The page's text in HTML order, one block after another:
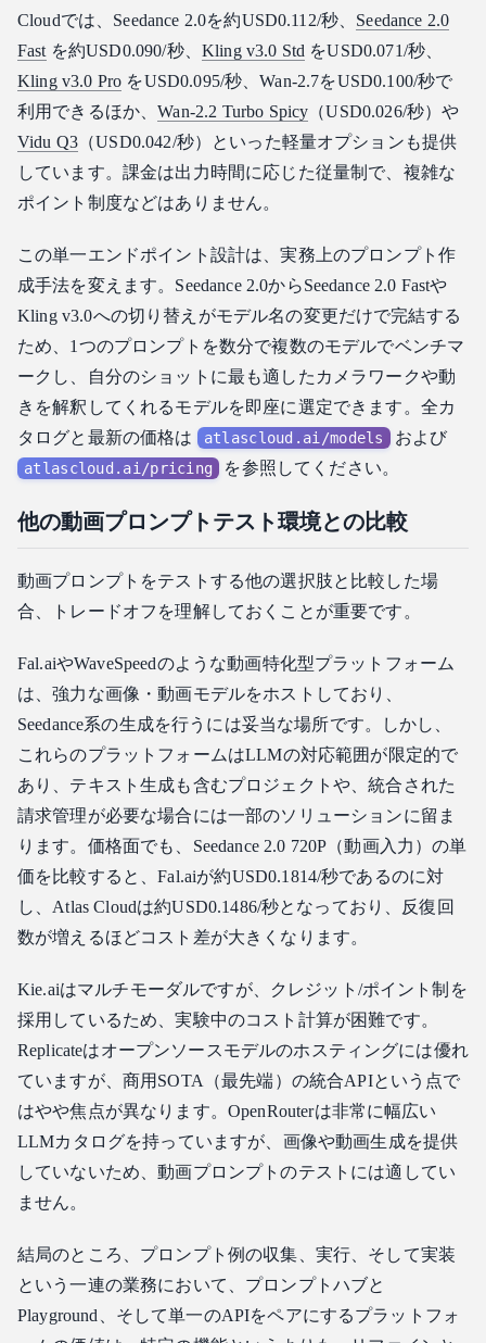
Cloudでは、Seedance 2.0を約USD0.112/秒、 Seedance 2.0
Fast を約USD0.090/秒、 Kling v3.0 Std をUSD0.071/秒、
Kling v3.0 Pro をUSD0.095/秒、Wan-2.7をUSD0.100/秒で
利用できるほか、Wan-2.2 Turbo Spicy （USD0.026/秒）や
Vidu Q3 （USD0.042/秒）といった軽量オプションも提供
しています。課金は出力時間に応じた従量制で、複雑な
ポイント制度などはありません。
この単一エンドポイント設計は、実務上のプロンプト作
成手法を変えます。Seedance 2.0からSeedance 2.0 Fastや
Kling v3.0への切り替えがモデル名の変更だけで完結する
ため、1つのプロンプトを数分で複数のモデルでベンチマ
ークし、自分のショットに最も適したカメラワークや動
きを解釈してくれるモデルを即座に選定できます。全カ
タログと最新の価格は
atlascloud.ai/models および
atlascloud.ai/pricing を参照してください。
他の動画プロンプトテスト環境との比較
動画プロンプトをテストする他の選択肢と比較した場
合、トレードオフを理解しておくことが重要です。
Fal.aiやWaveSpeedのような動画特化型プラットフォーム
は、強力な画像・動画モデルをホストしており、
Seedance系の生成を行うには妥当な場所です。しかし、
これらのプラットフォームはLLMの対応範囲が限定的で
あり、テキスト生成も含むプロジェクトや、統合された
請求管理が必要な場合には一部のソリューションに留ま
ります。価格面でも、Seedance 2.0 720P（動画入力）の単
価を比較すると、Fal.aiが約USD0.1814/秒であるのに対
し、Atlas Cloudは約USD0.1486/秒となっており、反復回
数が増えるほどコスト差が大きくなります。
Kie.aiはマルチモーダルですが、クレジット/ポイント制を
採用しているため、実験中のコスト計算が困難です。
Replicateはオープンソースモデルのホスティングには優れ
ていますが、商用SOTA（最先端）の統合APIという点で
はやや焦点が異なります。OpenRouterは非常に幅広い
LLMカタログを持っていますが、画像や動画生成を提供
していないため、動画プロンプトのテストには適してい
ません。
結局のところ、プロンプト例の収集、実行、そして実装
という一連の業務において、プロンプトハブと
Playground、そして単一のAPIをペアにするプラットフォ